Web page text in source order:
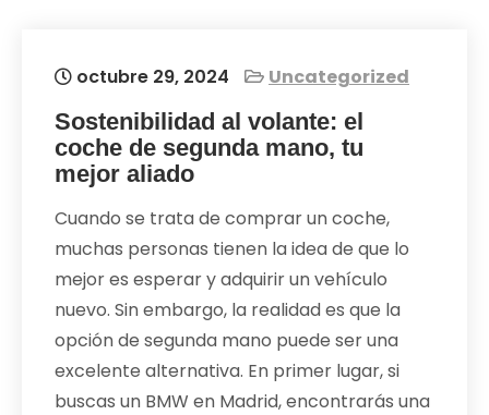
octubre 29, 2024 Uncategorized
Sostenibilidad al volante: el
coche de segunda mano, tu
mejor aliado
Cuando se trata de comprar un coche,
muchas personas tienen la idea de que lo
mejor es esperar y adquirir un vehículo
nuevo. Sin embargo, la realidad es que la
opción de segunda mano puede ser una
excelente alternativa. En primer lugar, si
buscas un BMW en Madrid, encontrarás una